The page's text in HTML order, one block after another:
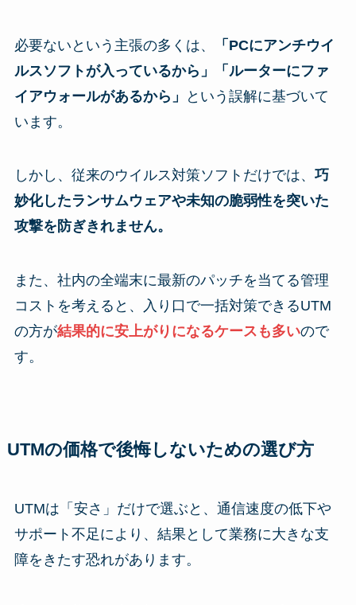
必要ないという主張の多くは、
「PCにアンチウイ
ルスソフトが入っているから」「ルーターにファ
イアウォールがあるから」
という誤解に基づいて
います。
しかし、従来のウイルス対策ソフトだけでは、 巧
妙化したランサムウェアや未知の脆弱性を突いた
攻撃を防ぎきれません。
また、社内の全端末に最新のパッチを当てる管理
コストを考えると、入り口で一括対策できるUTM
の方が結果的に安上がりになるケースも多いので
す。
UTMの価格で後悔しないための選び方
UTMは「安さ」だけで選ぶと、通信速度の低下や
サポート不足により、結果として業務に大きな支
障をきたす恐れがあります。